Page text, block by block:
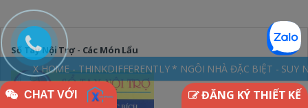
Sổ Tay Nội Trợ - Các Món Lẩu
ĐĂNG KÝ THIẾT KẾ
CHAT VỚI
- THINKDIFFERENTLY * NGÔI NHÀ ĐẶC BIỆT - SUY NGHĨ KHÁC